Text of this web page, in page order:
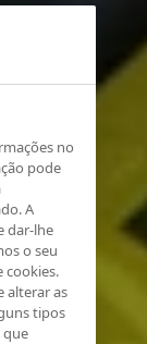
no
pode
A
dar-lhe
o seu
cookies.
alterar as
tipos
que